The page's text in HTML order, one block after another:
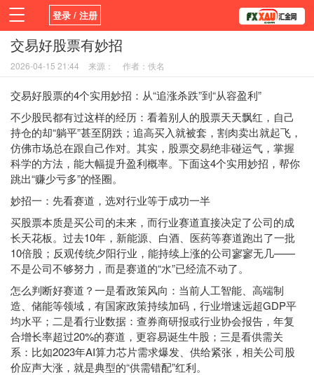
登录 / 注册
首页 新闻
平台
指标EA 书籍
交易好股票有妙招
2026-04-15 21:44 来源： 作者：佚名
交易好股票的4个实用妙招：从“追涨杀跌”到“从容盈利”
不少股民都有过这样的经历：看着别人的股票天天飘红，自己
持仓的却“躺平”甚至阴跌；追高买入就被套，割肉卖出就起飞，
仿佛市场总在跟自己作对。其实，股票交易绝非碰运气，掌握
科学的方法，能大幅提升盈利概率。下面这4个实用妙招，帮你
跳出“赚少亏多”的怪圈。
妙招一：先看赛道，选对行业等于成功一半
买股票本质是买公司的未来，而行业赛道直接决定了公司的成
长天花板。过去10年，新能源、白酒、医药等赛道跑出了一批
10倍股；反观传统夕阳行业，能持续上涨的公司寥寥无几——
不是公司不够努力，而是赛道的“水”已经流不动了。
怎么判断好赛道？一是看政策风向：当前人工智能、高端制
造、储能等领域，有国家政策持续加码，行业增速远超GDP平
均水平；二是看行业数据：查券商研报或行业协会报告，年复
合增长率超过20%的赛道，更容易诞生牛股；三是看供需关
系：比如2023年AI算力芯片需求爆发、供给紧张，相关公司股
价应声大涨，就是典型的“供需错配”红利。